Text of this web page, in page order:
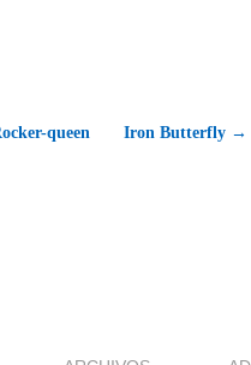
queen Iron Butterfly →